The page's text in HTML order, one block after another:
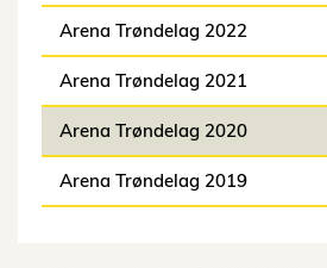
Arena Trøndelag 2022
Arena Trøndelag 2021
Arena Trøndelag 2020
Arena Trøndelag 2019